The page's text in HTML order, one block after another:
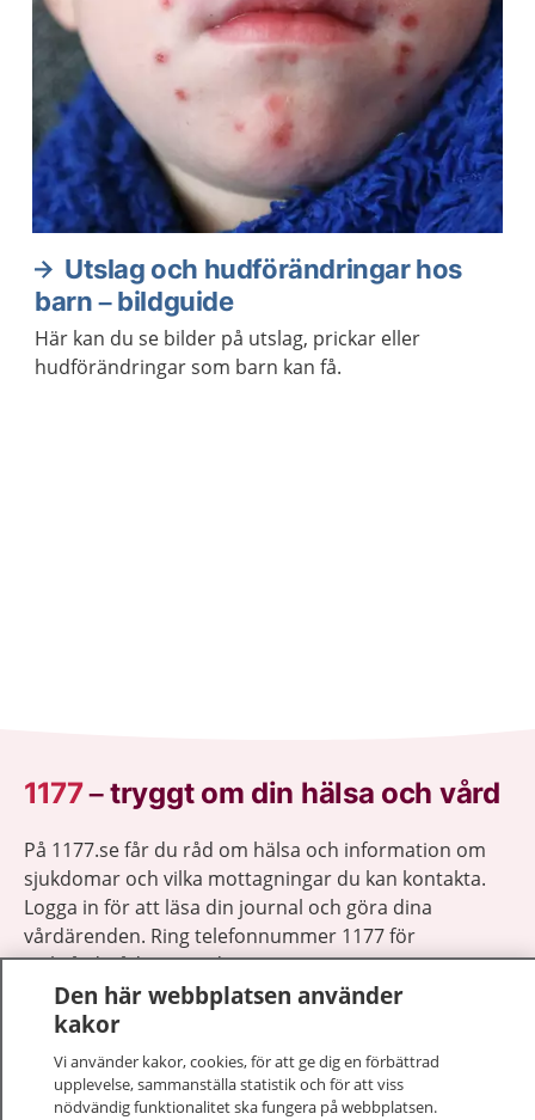
Utslag och hudförändringar hos
barn – bildguide
Här kan du se bilder på utslag, prickar eller
hudförändringar som barn kan få.
1177–tryggt om din hälsa och vård
På 1177.se får du råd om hälsa och information om
sjukdomar och vilka mottagningar du kan kontakta.
Logga in för att läsa din journal och göra dina
vårdärenden. Ring telefonnummer 1177 för
sjukvårdsrådgivning dygnet runt.
1177 ger dig råd när du vill må bättre.
Den här webbplatsen använder
kakor
Vi använder kakor, cookies, för att ge dig en förbättrad
upplevelse, sammanställa statistik och för att viss
nödvändig funktionalitet ska fungera på webbplatsen.